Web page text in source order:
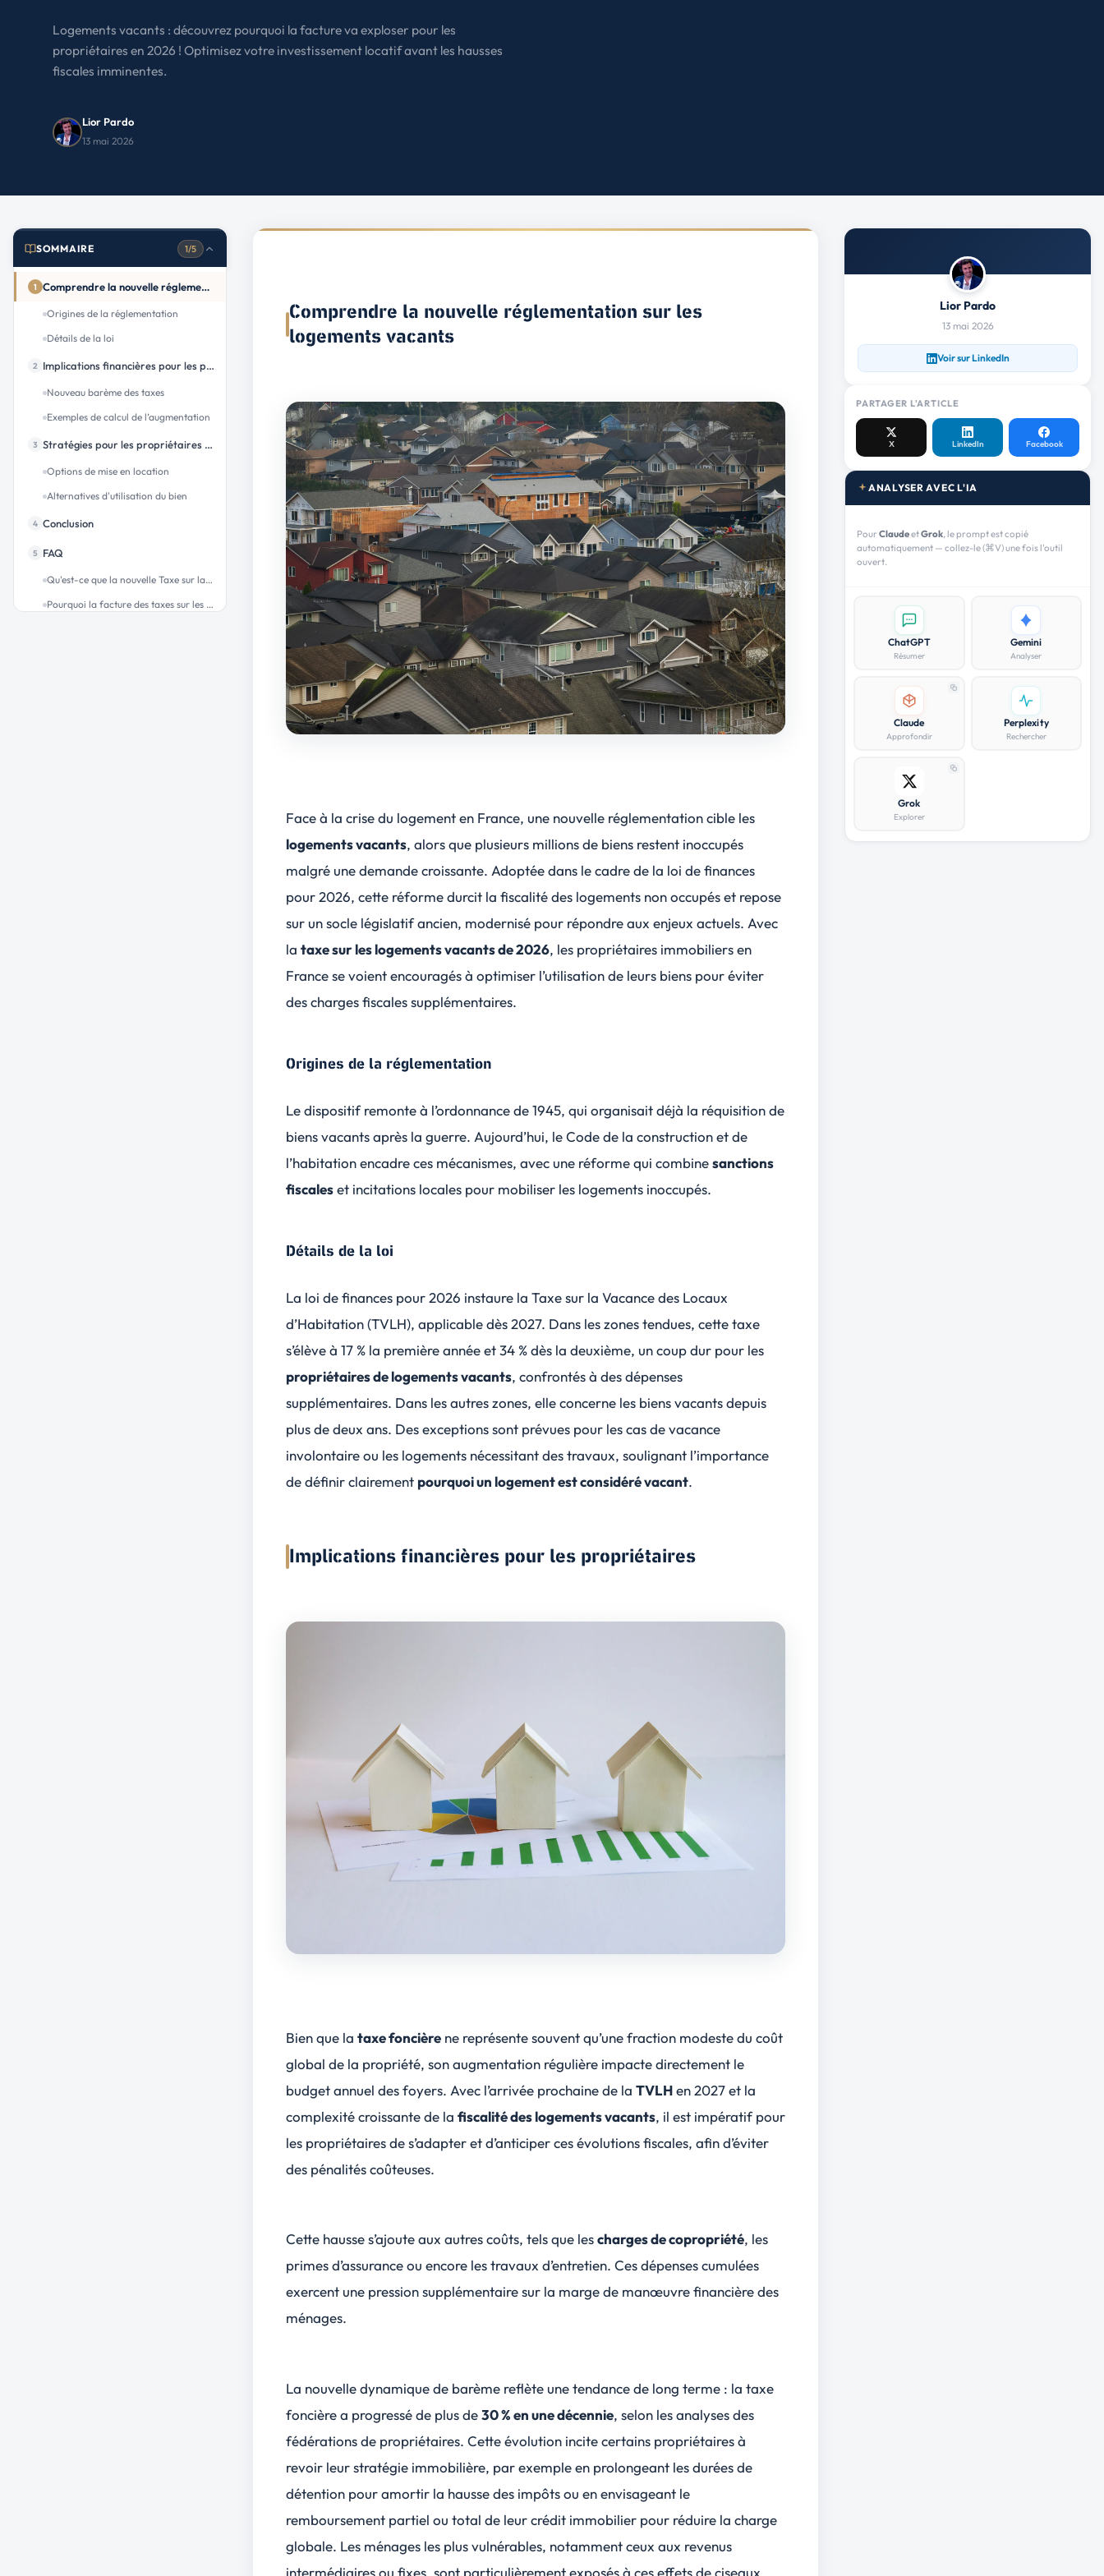
La porte océane
Logements vacants : découvrez pourquoi la facture va exploser pour les
propriétaires en 2026 ! Optimisez votre investissement locatif avant les hausses
fiscales imminentes.
Lior Pardo
13 mai 2026
SOMMAIRE 1/5
1 Comprendre la nouvelle réglementation sur les logements vacants
Origines de la réglementation
Détails de la loi
2 Implications financières pour les propriétaires
Nouveau barème des taxes
Exemples de calcul de l’augmentation
3 Stratégies pour les propriétaires face à l'augmentation
Options de mise en location
Alternatives d'utilisation du bien
4 Conclusion
5 FAQ
Qu'est-ce que la nouvelle Taxe sur la Vacance des Locaux d’Habitation (TVLH) qui remplace les anciennes taxes en 2027 ?
Pourquoi la facture des taxes sur les logements vacants va-t-elle augmenter pour les propriétaires en 2026 et après ?
Comprendre la nouvelle réglementation sur les
logements vacants
Face à la crise du logement en France, une nouvelle réglementation cible les
logements vacants, alors que plusieurs millions de biens restent inoccupés
malgré une demande croissante. Adoptée dans le cadre de la loi de finances
pour 2026, cette réformedurcit la fiscalitédes logements non occupés et repose
sur un socle législatif ancien, modernisé pour répondre aux enjeux actuels. Avec
la taxe sur les logements vacants de 2026, les propriétaires immobiliers en
Francese voient encouragés à optimiser l’utilisation de leurs biens pour éviter
descharges fiscalessupplémentaires.
Origines de la réglementation
Le dispositif remonte à l’ordonnance de 1945, qui organisait déjà la réquisition de
biens vacants après la guerre. Aujourd’hui, le Code de la construction et de
l’habitation encadre ces mécanismes, avec une réforme qui combinesanctions
fiscaleset incitations locales pour mobiliser les logements inoccupés.
Détails de la loi
La loi de finances pour 2026 instaure la Taxe sur la Vacance des Locaux
d’Habitation (TVLH), applicable dès 2027. Dans les zones tendues, cette taxe
s’élève à 17 % la première année et 34 % dès la deuxième, un coup dur pour les
propriétaires de logements vacants, confrontés à desdépenses
supplémentaires. Dans les autres zones, elle concerne les biens vacants depuis
plus de deux ans. Des exceptions sont prévues pour les cas de vacance
involontaire ou les logements nécessitant des travaux, soulignant l’importance
de définir clairement pourquoi un logement est considéré vacant.
Implications financières pour les propriétaires
Bien que la taxe foncière ne représente souvent qu’une fraction modeste du coût
global de la propriété, sonaugmentation régulière impacte directement le
budget annuel des foyers. Avec l’arrivée prochaine de la TVLHen 2027 et la
complexité croissante de la fiscalité des logements vacants, il est impératif pour
les propriétaires de s’adapter et d’anticiper ces évolutions fiscales, afin d’éviter
des pénalités coûteuses.
Cette hausse s’ajoute aux autres coûts, tels que lescharges de copropriété, les
primes d’assurance ou encore les travaux d’entretien. Ces dépenses cumulées
exercent une pression supplémentaire sur la marge de manœuvre financièredes
ménages.
La nouvelle dynamique de barème reflète une tendance de long terme : la taxe
foncière a progressé de plus de30 % en une décennie, selon les analyses des
fédérations de propriétaires. Cette évolution incite certains propriétaires à
revoir leur stratégie immobilière, par exemple en prolongeant les durées de
détention pour amortir la hausse des impôts ou en envisageant le
remboursement partiel ou total de leur crédit immobilier pour réduire la charge
globale. Les ménages les plus vulnérables, notamment ceux aux revenus
intermédiaires ou fixes, sont particulièrement exposés à ces effets de ciseaux
Lior Pardo
13 mai 2026
Voir sur LinkedIn
PARTAGER L'ARTICLE
X LinkedIn Facebook
ANALYSER AVEC L'IA
PourClaudeetGrok, le prompt est copié
automatiquement — collez-le (⌘V) une fois l'outil
ouvert.
ChatGPT
Résumer
Gemini
Analyser
Claude
Approfondir
Perplexity
Rechercher
Grok
Explorer